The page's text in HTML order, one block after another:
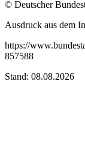
© Deutscher
Ausdruck aus dem
https://
857588
Stand: 08.08.2026